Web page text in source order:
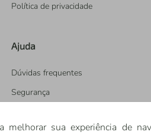
Política de privacidade
Ajuda
Dúvidas frequentes
Segurança
melhorar sua experiência de